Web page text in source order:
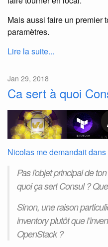
Mais aussi faire un premier
paramètres.
Lire la suite...
Jan 29, 2018
Ca sert à quoi
Nicolas me demandait
Pas l’objet principal de
quoi ça sert Consul ?
Sinon, une raison
inventory plutôt que
OpenStack ?